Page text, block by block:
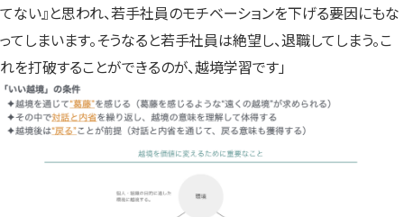
てない』と思われ、若手社員のモチベーションを下げる要因にもな
ってしまいます。そうなると若手社員は絶望し、退職してしまう。こ
れを打破することができるのが、越境学習です」